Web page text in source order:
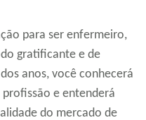
para ser enfermeiro,
gratificante e de
anos, você conhecerá
profissão e entenderá
do mercado de